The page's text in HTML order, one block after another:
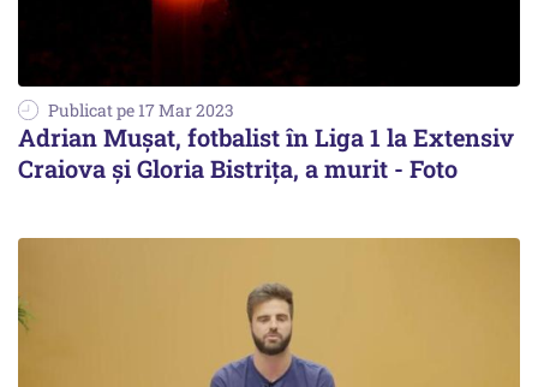
Publicat pe 17 Mar 2023
Adrian Mușat, fotbalist în Liga 1 la Extensiv
Craiova și Gloria Bistrița, a murit - Foto